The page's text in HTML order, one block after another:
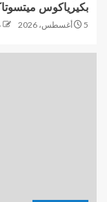
بكيرياكوس
5 أغسطس، 2026